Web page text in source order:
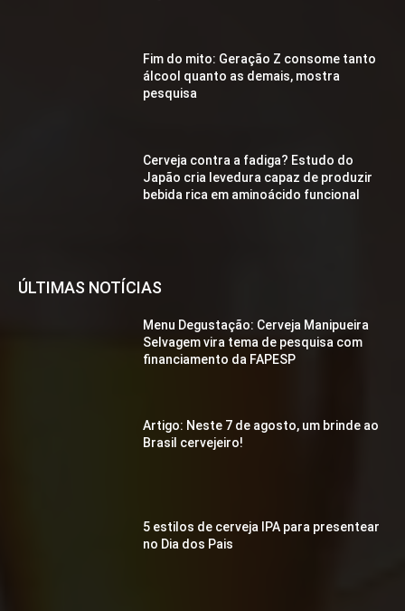
Fim do mito: Geração Z consome tanto
álcool quanto as demais, mostra
pesquisa
Cerveja contra a fadiga? Estudo do
Japão cria levedura capaz de produzir
bebida rica em aminoácido funcional
ÚLTIMAS NOTÍCIAS
Menu Degustação: Cerveja Manipueira
Selvagem vira tema de pesquisa com
financiamento da FAPESP
Artigo: Neste 7 de agosto, um brinde ao
Brasil cervejeiro!
5 estilos de cerveja IPA para presentear
no Dia dos Pais